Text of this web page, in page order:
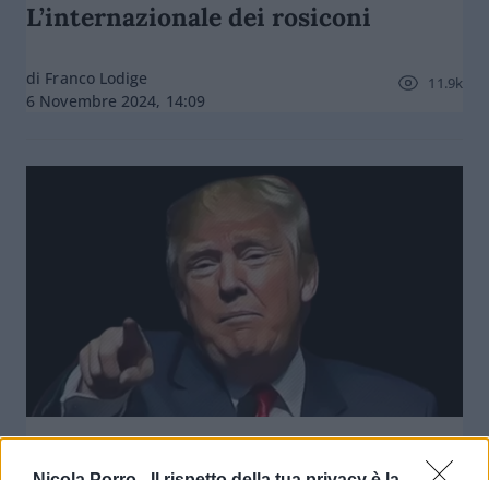
L’internazionale dei rosiconi
di Franco Lodige
6 Novembre 2024, 14:09
11.9k
Contro tutto e contro tutti